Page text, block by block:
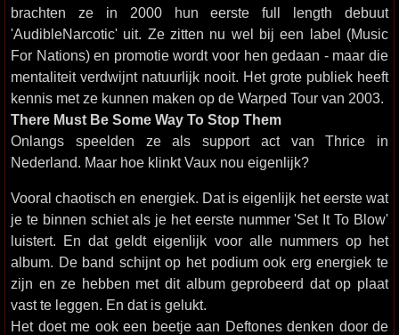
brachten ze in 2000 hun eerste full length debuut
'AudibleNarcotic' uit. Ze zitten nu wel bij een label (Music
For Nations) en promotie wordt voor hen gedaan - maar die
mentaliteit verdwijnt natuurlijk nooit. Het grote publiek heeft
kennis met ze kunnen maken op de Warped Tour van 2003.
There Must Be Some Way To Stop Them
Onlangs speelden ze als support act van Thrice in
Nederland. Maar hoe klinkt Vaux nou eigenlijk?
Vooral chaotisch en energiek. Dat is eigenlijk het eerste wat
je te binnen schiet als je het eerste nummer 'Set It To Blow'
luistert. En dat geldt eigenlijk voor alle nummers op het
album. De band schijnt op het podium ook erg energiek te
zijn en ze hebben met dit album geprobeerd dat op plaat
vast te leggen. En dat is gelukt.
Het doet me ook een beetje aan Deftones denken door de